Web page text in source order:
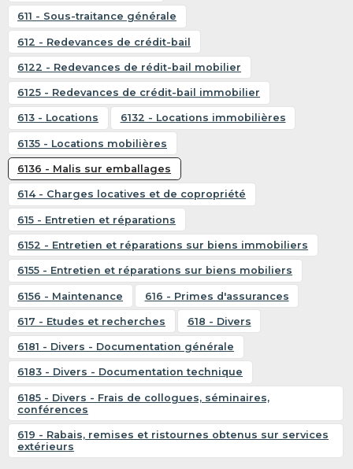
611 - Sous-traitance générale
612 - Redevances de crédit-bail
6122 - Redevances de rédit-bail mobilier
6125 - Redevances de crédit-bail immobilier
613 - Locations 6132 - Locations immobilières
6135 - Locations mobilières
6136 - Malis sur emballages
614 - Charges locatives et de copropriété
615 - Entretien et réparations
6152 - Entretien et réparations sur biens immobiliers
6155 - Entretien et réparations sur biens mobiliers
6156 - Maintenance 616 - Primes d'assurances
617 - Etudes et recherches 618 - Divers
6181 - Divers - Documentation générale
6183 - Divers - Documentation technique
6185 - Divers - Frais de collogues, séminaires,
conférences
619 - Rabais, remises et ristournes obtenus sur services
extérieurs